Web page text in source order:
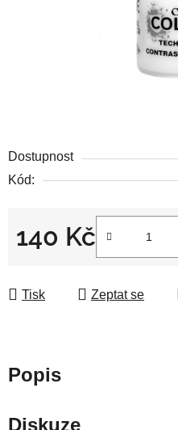
Dostupnost
Kód:
140 Kč
Tisk Zeptat se
Popis
Diskuze